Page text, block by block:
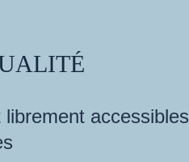
accessibles